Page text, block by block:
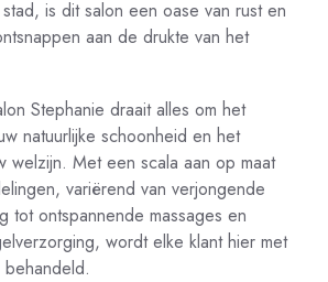
is dit salon een oase van rust en
aan de drukte van het
Stephanie draait alles om het
natuurlijke schoonheid en het
welzijn. Met een scala aan op maat
variërend van verjongende
tot ontspannende massages en
wordt elke klant hier met